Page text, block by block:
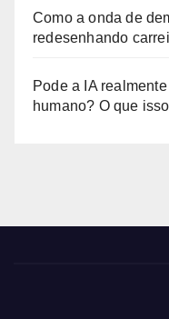
Como a onda de
redesenhando
Pode a IA
humano? O que